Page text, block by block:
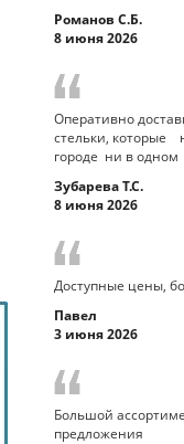
Романов С.Б.
8 июня 2026
Оперативно
стельки, которые
городе ни в одном
Зубарева Т.С.
8 июня 2026
Доступные цены,
Павел
3 июня 2026
Большой
предложения